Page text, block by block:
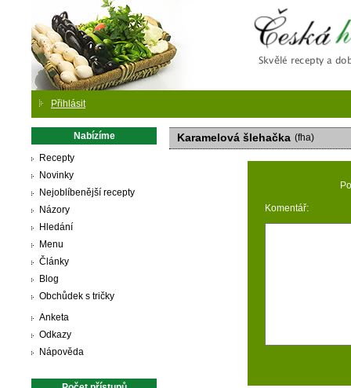
Přihlásit
Nabízíme
Recepty
Novinky
Nejoblíbenější recepty
Názory
Hledání
Menu
Články
Blog
Obchůdek s tričky
Anketa
Odkazy
Nápověda
Karamelová šlehačka (fha)
Komentář: